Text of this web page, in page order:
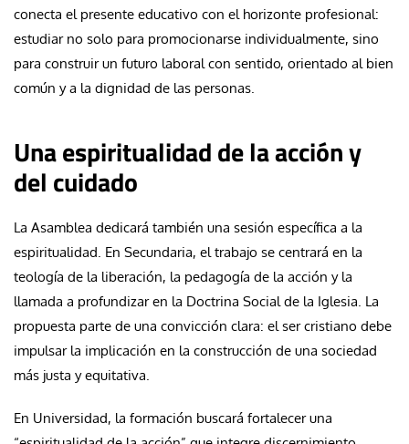
conecta el presente educativo con el horizonte profesional:
estudiar no solo para promocionarse individualmente, sino
para construir un futuro laboral con sentido, orientado al bien
común y a la dignidad de las personas.
Una espiritualidad de la acción y
del cuidado
La Asamblea dedicará también una sesión específica a la
espiritualidad. En Secundaria, el trabajo se centrará en la
teología de la liberación, la pedagogía de la acción y la
llamada a profundizar en la Doctrina Social de la Iglesia. La
propuesta parte de una convicción clara: el ser cristiano debe
impulsar la implicación en la construcción de una sociedad
más justa y equitativa.
En Universidad, la formación buscará fortalecer una